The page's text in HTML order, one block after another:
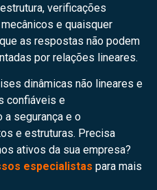
verificações
e quaisquer
as respostas não podem
por relações lineares.
dinâmicas não lineares e
confiáveis e
a segurança e o
e estruturas. Precisa
ativos da sua empresa?
especialistas para mais